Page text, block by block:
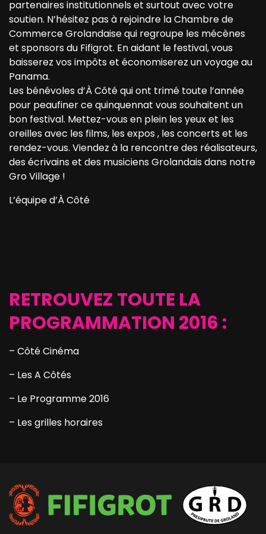
partenaires institutionnels et surtout avec votre
soutien. N’hésitez pas à rejoindre la Chambre de
Commerce Grolandaise qui regroupe les mécènes
et sponsors du Fifigrot. En aidant le festival, vous
baisserez vos impôts et économiserez un voyage au
Panama.
Les bénévoles d’À Côté qui ont trimé toute l’année
pour peaufiner ce quinquennat vous souhaitent un
bon festival. Mettez-vous en plein les yeux et les
oreilles avec les films, les expos , les concerts et les
rendez-vous. Viendez à la rencontre des réalisateurs,
des écrivains et des musiciens Grolandais dans notre
Gro Village !
L’équipe d’À Côté
RETROUVEZ TOUTE LA
PROGRAMMATION 2016 :
– Côté Cinéma
– Les A Côtés
– Le Programme 2016
– Les grilles horaires